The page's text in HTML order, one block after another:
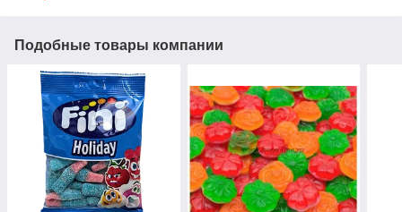
Подобные товары компании